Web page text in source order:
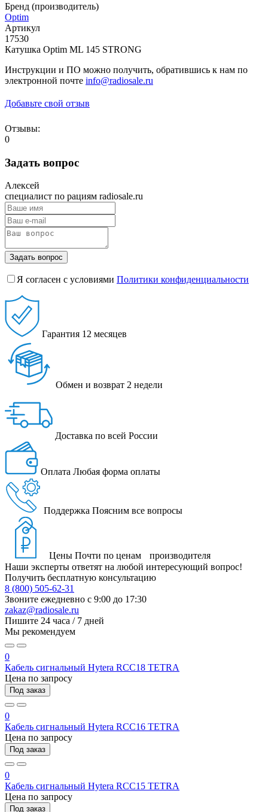
Бренд (производитель)
Optim
Артикул
17530
Катушка Optim ML 145 STRONG
Инструкции и ПО можно получить, обратившись к нам по
электронной почте info@radiosale.ru
Добавьте свой отзыв
Отзывы:
0
Задать вопрос
Алексей
специалист по рациям radiosale.ru
Задать вопрос
Я согласен с условиями Политики конфиденциальности
Гарантия 12 месяцев
Обмен и возврат 2 недели
Доставка по всей России
Оплата Любая форма оплаты
Поддержка Поясним все вопросы
Цены Почти по ценам производителя
Наши эксперты ответят на любой интересующий вопрос!
Получить бесплатную консультацию
8 (800) 505-62-31
Звоните ежедневно с 9:00 до 17:30
zakaz@radiosale.ru
Пишите 24 часа / 7 дней
Мы рекомендуем
0
Кабель сигнальный Hytera RCC18 TETRA
Цена по запросу
Под заказ
0
Кабель сигнальный Hytera RCC16 TETRA
Цена по запросу
Под заказ
0
Кабель сигнальный Hytera RCC15 TETRA
Цена по запросу
Под заказ